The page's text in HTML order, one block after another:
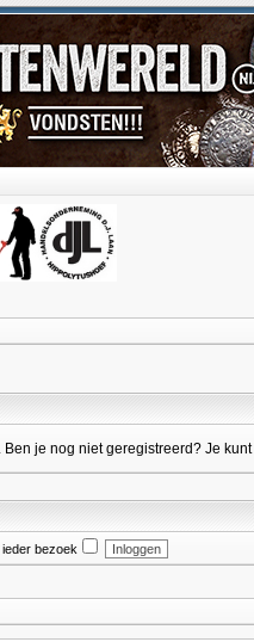
je nog niet geregistreerd? Je kunt
bezoek